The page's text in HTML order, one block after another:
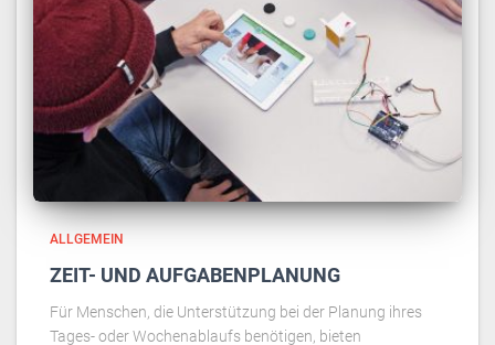
ALLGEMEIN
ZEIT- UND AUFGABENPLANUNG
Für Menschen, die Unterstützung bei der Planung ihres
Tages- oder Wochenablaufs benötigen, bieten